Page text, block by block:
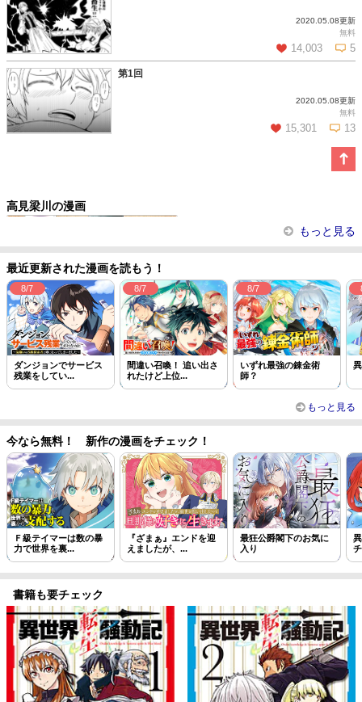
この話を読む コメントを見る2020.05.08更新
無料
14,003 5
この話を読む コメントを見る
第1回
2020.05.08更新
無料
15,301 13
高見梁川の漫画
もっと見る
最近更新された漫画を読もう！
8/7
ダンジョンでサービス
残業をしてい...
8/7
間違い召喚！ 追い出さ
れたけど上位...
8/7
いずれ最強の錬金術
師？
もっと見る
今なら無料！ 新作の漫画をチェック！
Ｆ級テイマーは数の暴
力で世界を裏...
『ざまぁ』エンドを迎
えましたが、...
最狂公爵閣下のお気に
入り
書籍も要チェック